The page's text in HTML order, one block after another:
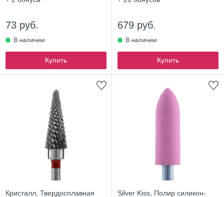
73 руб.
Купить
679 руб.
Купить
Кристалл, Твердосплавная
Silver Kiss, Полир силикон-